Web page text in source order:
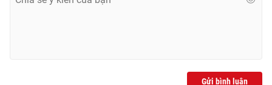
Gửi bình luận